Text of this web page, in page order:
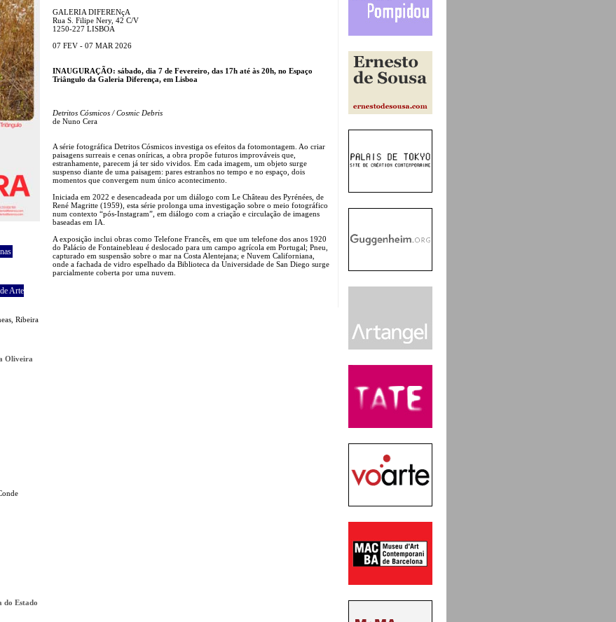
Arte
Ribeira
Oliveira
do Estado
GALERIA DIFERENçA
Rua S. Filipe Nery, 42 C/V
1250-227 LISBOA
07 FEV - 07 MAR 2026
INAUGURAÇÃO: sábado, dia 7 de Fevereiro, das 17h até às 20h, no Espaço
Triângulo da Galeria Diferença, em Lisboa
Detritos Cósmicos / Cosmic Debris
de Nuno Cera
A série fotográfica Detritos Cósmicos investiga os efeitos da fotomontagem. Ao criar
paisagens surreais e cenas oníricas, a obra propõe futuros improváveis que,
estranhamente, parecem já ter sido vividos. Em cada imagem, um objeto surge
suspenso diante de uma paisagem: pares estranhos no tempo e no espaço, dois
momentos que convergem num único acontecimento.
Iniciada em 2022 e desencadeada por um diálogo com Le Château des Pyrénées, de
René Magritte (1959), esta série prolonga uma investigação sobre o meio fotográfico
num contexto “pós-Instagram”, em diálogo com a criação e circulação de imagens
baseadas em IA.
A exposição inclui obras como Telefone Francês, em que um telefone dos anos 1920
do Palácio de Fontainebleau é deslocado para um campo agrícola em Portugal; Pneu,
capturado em suspensão sobre o mar na Costa Alentejana; e Nuvem Californiana,
onde a fachada de vidro espelhado da Biblioteca da Universidade de San Diego surge
parcialmente coberta por uma nuvem.